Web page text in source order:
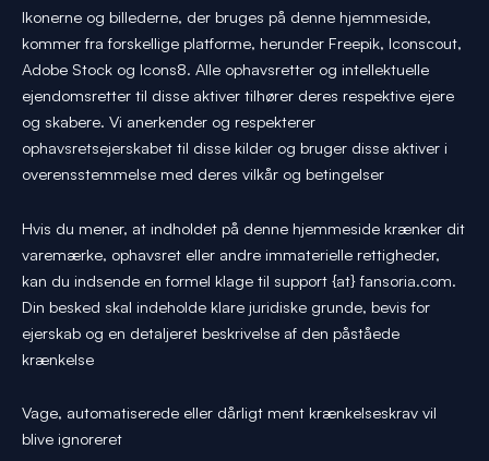
Ikonerne og billederne, der bruges på denne hjemmeside,
kommer fra forskellige platforme, herunder Freepik, Iconscout,
Adobe Stock og Icons8. Alle ophavsretter og intellektuelle
ejendomsretter til disse aktiver tilhører deres respektive ejere
og skabere. Vi anerkender og respekterer
ophavsretsejerskabet til disse kilder og bruger disse aktiver i
overensstemmelse med deres vilkår og betingelser
Hvis du mener, at indholdet på denne hjemmeside krænker dit
varemærke, ophavsret eller andre immaterielle rettigheder,
kan du indsende en formel klage til support {at} fansoria.com.
Din besked skal indeholde klare juridiske grunde, bevis for
ejerskab og en detaljeret beskrivelse af den påståede
krænkelse
Vage, automatiserede eller dårligt ment krænkelseskrav vil
blive ignoreret